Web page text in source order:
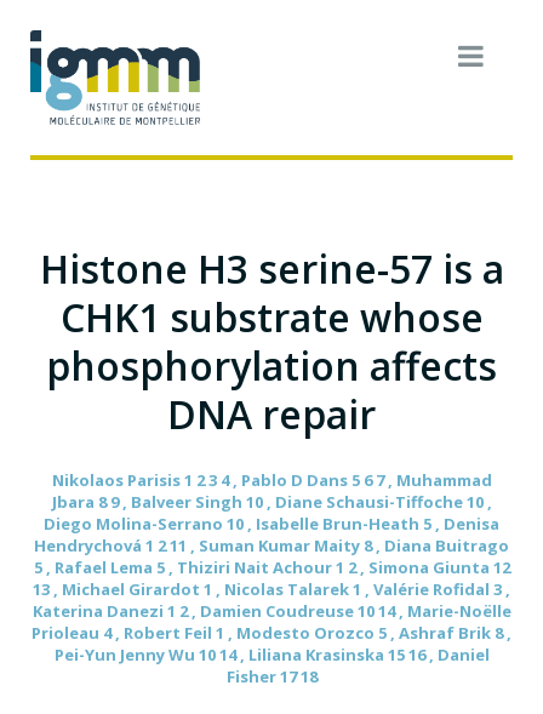
Histone H3 serine-57 is a
CHK1 substrate whose
phosphorylation affects
DNA repair
Nikolaos Parisis 1 2 3 4 , Pablo D Dans 5 6 7 , Muhammad
Jbara 8 9 , Balveer Singh 10 , Diane Schausi-Tiffoche 10 ,
Diego Molina-Serrano 10 , Isabelle Brun-Heath 5 , Denisa
Hendrychová 1 2 11 , Suman Kumar Maity 8 , Diana Buitrago
5 , Rafael Lema 5 , Thiziri Nait Achour 1 2 , Simona Giunta 12
13 , Michael Girardot 1 , Nicolas Talarek 1 , Valérie Rofidal 3 ,
Katerina Danezi 1 2 , Damien Coudreuse 10 14 , Marie-Noëlle
Prioleau 4 , Robert Feil 1 , Modesto Orozco 5 , Ashraf Brik 8 ,
Pei-Yun Jenny Wu 10 14 , Liliana Krasinska 15 16 , Daniel
Fisher 17 18